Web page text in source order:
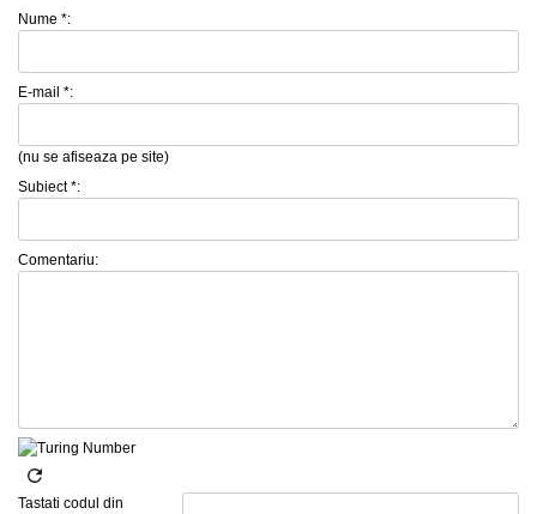
Nume *:
E-mail *:
(nu se afiseaza pe site)
Subiect *:
Comentariu:
Tastati codul din